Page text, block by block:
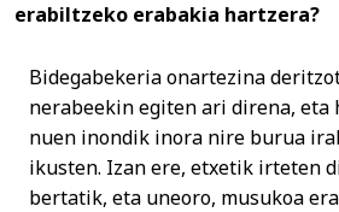
erabiltzeko erabakia hartzera?
Bidegabekeria onartezina
nerabeekin egiten ari direna, eta
nuen inondik inora nire burua
ikusten. Izan ere, etxetik irteten
bertatik, eta uneoro, musukoa